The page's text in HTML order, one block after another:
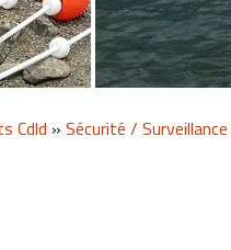
Cdld » Sécurité / Surveillance